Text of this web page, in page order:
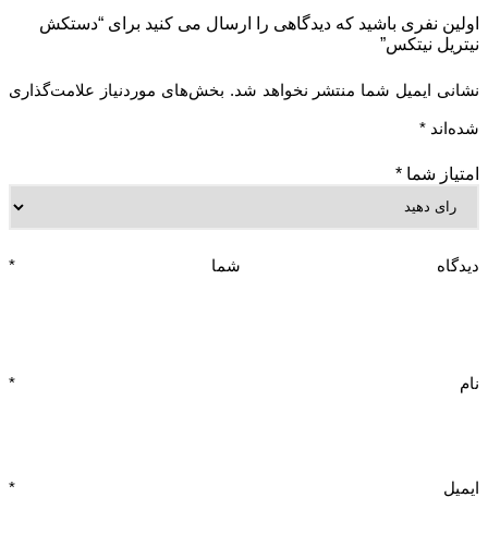
اولین نفری باشید که دیدگاهی را ارسال می کنید برای “دستکش
نیتریل نیتکس”
نشانی ایمیل شما منتشر نخواهد شد. بخش‌های موردنیاز علامت‌گذاری
شده‌اند *
امتیاز شما *
دیدگاه شما *
نام *
ایمیل *